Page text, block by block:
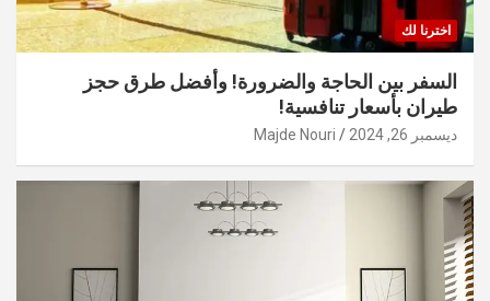
اخترنا لك
السفر بين الحاجة والضرورة! وأفضل طرق حجز
طيران بأسعار تنافسية!
ديسمبر 26, 2024 Majde Nouri